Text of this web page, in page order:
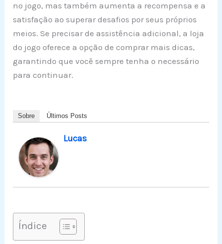
no jogo, mas também aumenta a recompensa e a
satisfação ao superar desafios por seus próprios
meios. Se precisar de assistência adicional, a loja
do jogo oferece a opção de comprar mais dicas,
garantindo que você sempre tenha o necessário
para continuar.
Sobre Últimos Posts
Lucas
Índice